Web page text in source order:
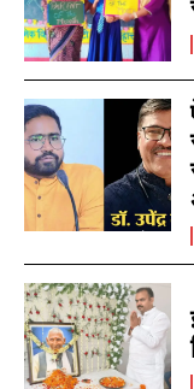
I've read and